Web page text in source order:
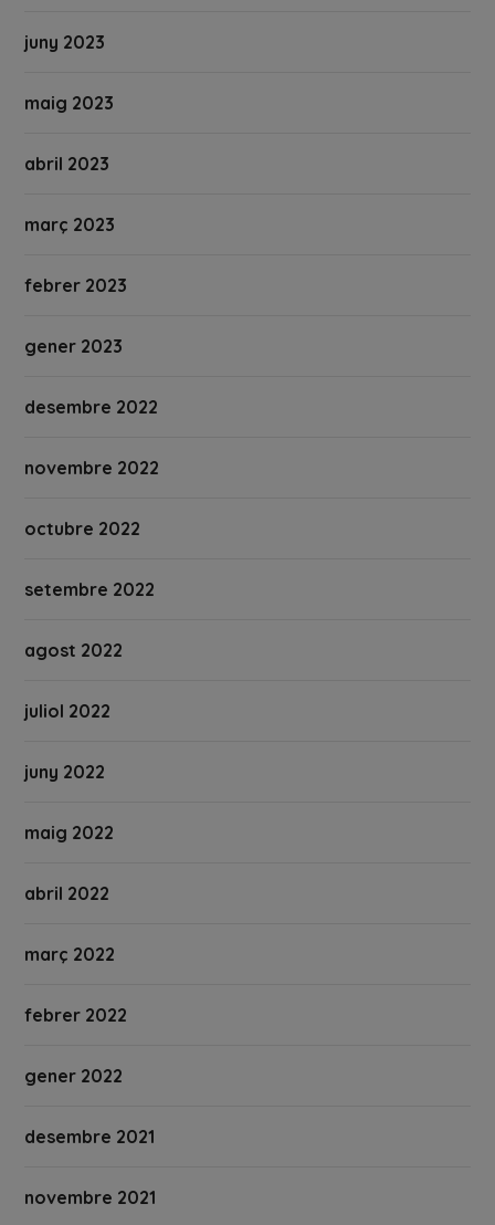
juny 2023
maig 2023
abril 2023
març 2023
febrer 2023
gener 2023
desembre 2022
novembre 2022
octubre 2022
setembre 2022
agost 2022
juliol 2022
juny 2022
maig 2022
abril 2022
març 2022
febrer 2022
gener 2022
desembre 2021
novembre 2021